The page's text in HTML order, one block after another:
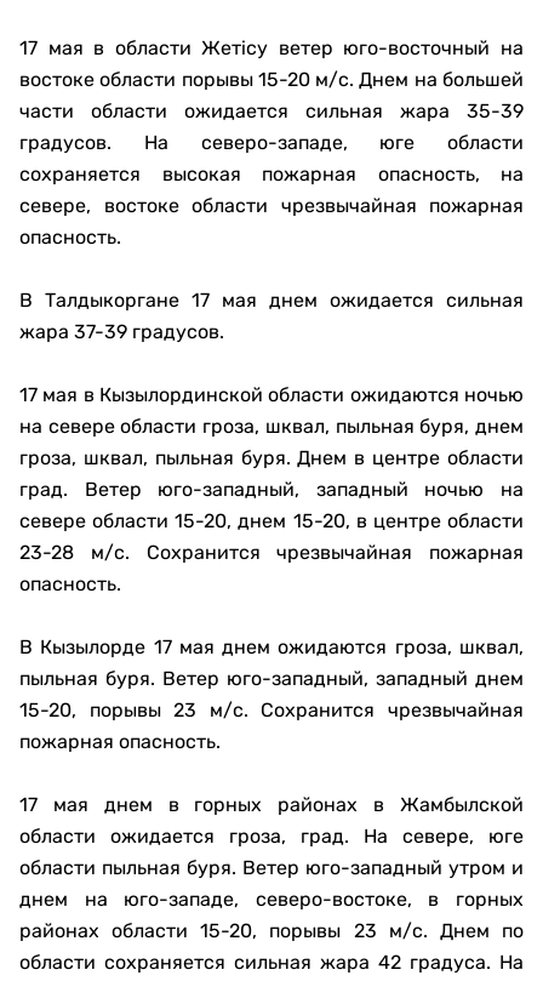
17 мая в области Жетісу ветер юго-восточный на
востоке области порывы 15-20 м/с. Днем на большей
части области ожидается сильная жара 35-39
градусов. На северо-западе, юге области
сохраняется высокая пожарная опасность, на
севере, востоке области чрезвычайная пожарная
опасность.
В Талдыкоргане 17 мая днем ожидается сильная
жара 37-39 градусов.
17 мая в Кызылординской области ожидаются ночью
на севере области гроза, шквал, пыльная буря, днем
гроза, шквал, пыльная буря. Днем в центре области
град. Ветер юго-западный, западный ночью на
севере области 15-20, днем 15-20, в центре области
23-28 м/с. Сохранится чрезвычайная пожарная
опасность.
В Кызылорде 17 мая днем ожидаются гроза, шквал,
пыльная буря. Ветер юго-западный, западный днем
15-20, порывы 23 м/с. Сохранится чрезвычайная
пожарная опасность.
17 мая днем в горных районах в Жамбылской
области ожидается гроза, град. На севере, юге
области пыльная буря. Ветер юго-западный утром и
днем на юго-западе, северо-востоке, в горных
районах области 15-20, порывы 23 м/с. Днем по
области сохраняется сильная жара 42 градуса. На